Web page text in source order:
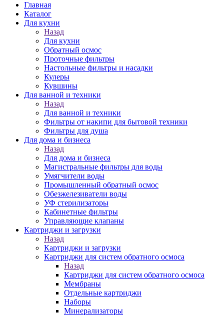
Главная
Каталог
Для кухни
Назад
Для кухни
Обратный осмос
Проточные фильтры
Настольные фильтры и насадки
Кулеры
Кувшины
Для ванной и техники
Назад
Для ванной и техники
Фильтры от накипи для бытовой техники
Фильтры для душа
Для дома и бизнеса
Назад
Для дома и бизнеса
Магистральные фильтры для воды
Умягчители воды
Промышленный обратный осмос
Обезжелезиватели воды
УФ стерилизаторы
Кабинетные фильтры
Управляющие клапаны
Картриджи и загрузки
Назад
Картриджи и загрузки
Картриджи для систем обратного осмоса
Назад
Картриджи для систем обратного осмоса
Мембраны
Отдельные картриджи
Наборы
Минерализаторы